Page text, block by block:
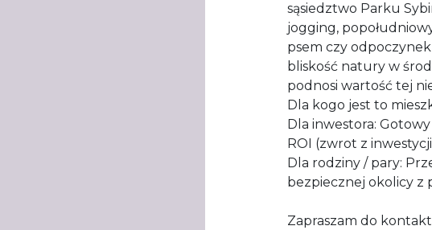
sąsiedztwo Parku
jogging,
psem czy
bliskość natury w
podnosi wartość tej
​Dla kogo jest to
​Dla inwestora:
ROI (zwrot z
​Dla rodziny / pary:
bezpiecznej okolicy z
​Zapraszam do